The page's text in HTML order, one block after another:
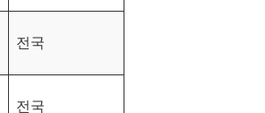
전국
전국